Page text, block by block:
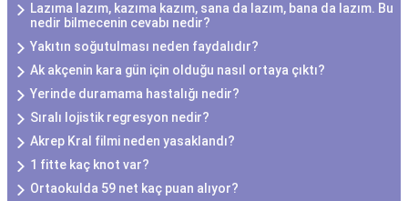
Lazıma lazım, kazıma kazım, sana da lazım, bana da lazım. Bu
nedir bilmecenin cevabı nedir?
Yakıtın soğutulması neden faydalıdır?
Ak akçenin kara gün için olduğu nasıl ortaya çıktı?
Yerinde duramama hastalığı nedir?
Sıralı lojistik regresyon nedir?
Akrep Kral filmi neden yasaklandı?
1 fitte kaç knot var?
Ortaokulda 59 net kaç puan alıyor?